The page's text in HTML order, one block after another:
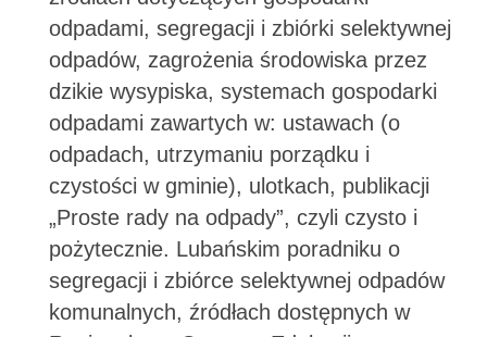
odpadami, segregacji i zbiórki selektywnej
odpadów, zagrożenia środowiska przez
dzikie wysypiska, systemach gospodarki
odpadami zawartych w: ustawach (o
odpadach, utrzymaniu porządku i
czystości w gminie), ulotkach, publikacji
„Proste rady na odpady”, czyli czysto i
pożytecznie. Lubańskim poradniku o
segregacji i zbiórce selektywnej odpadów
komunalnych, źródłach dostępnych w